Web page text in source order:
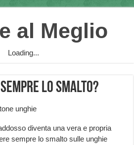
Loading...
lo smalto?
diventa una vera e propria
sempre lo smalto sulle unghie